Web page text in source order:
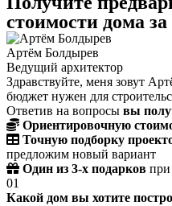
записей
стоимости дома
Артём Болдырев
Ведущий архитектор
Здравствуйте, меня зовут
бюджет нужен для
Ответив на вопросы вы
Ориентировочную
Точную подборку
предложим новый вариант
Один из 3-х подарков при
01
Какой дом вы хотите